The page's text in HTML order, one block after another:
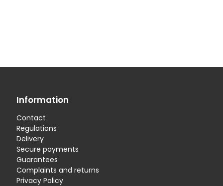
Information
Contact
Regulations
Delivery
Secure payments
Guarantees
Complaints and returns
Privacy Policy